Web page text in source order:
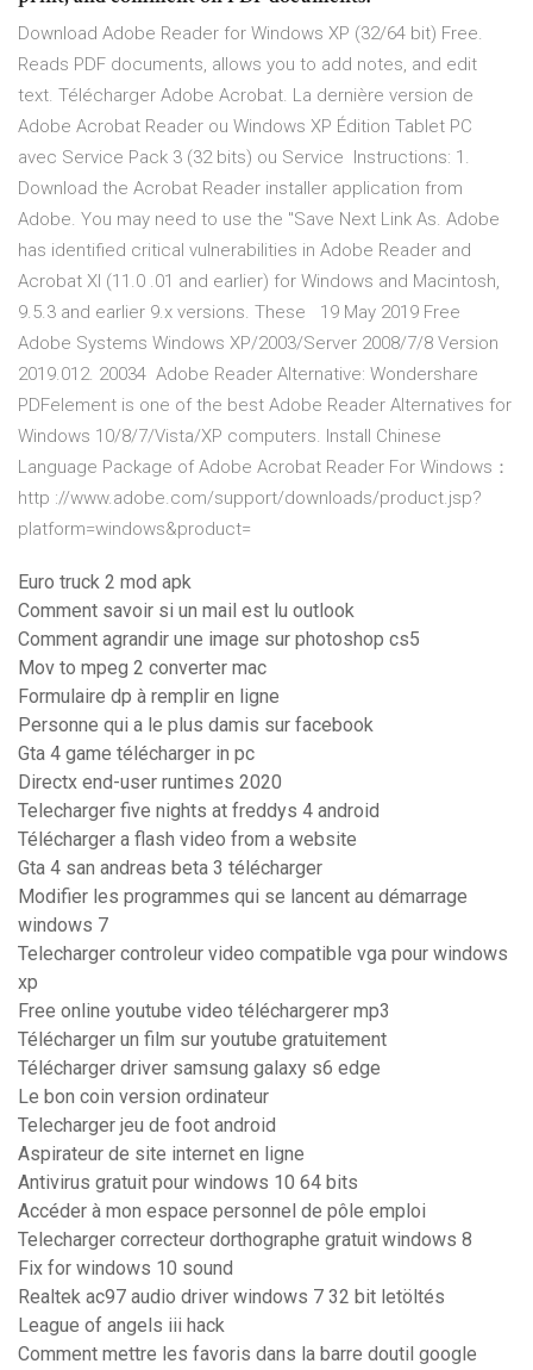
Download Adobe Reader for Windows XP (32/64 bit) Free.
Reads PDF documents, allows you to add notes, and edit
text. Télécharger Adobe Acrobat. La dernière version de
Adobe Acrobat Reader ou Windows XP Édition Tablet PC
avec Service Pack 3 (32 bits) ou Service Instructions: 1.
Download the Acrobat Reader installer application from
Adobe. You may need to use the "Save Next Link As. Adobe
has identified critical vulnerabilities in Adobe Reader and
Acrobat XI (11.0 .01 and earlier) for Windows and Macintosh,
9.5.3 and earlier 9.x versions. These 19 May 2019 Free
Adobe Systems Windows XP/2003/Server 2008/7/8 Version
2019.012. 20034 Adobe Reader Alternative: Wondershare
PDFelement is one of the best Adobe Reader Alternatives for
Windows 10/8/7/Vista/XP computers. Install Chinese
Language Package of Adobe Acrobat Reader For Windows：
http ://www.adobe.com/support/downloads/product.jsp?
platform=windows&product=
Euro truck 2 mod apk
Comment savoir si un mail est lu outlook
Comment agrandir une image sur photoshop cs5
Mov to mpeg 2 converter mac
Formulaire dp à remplir en ligne
Personne qui a le plus damis sur facebook
Gta 4 game télécharger in pc
Directx end-user runtimes 2020
Telecharger five nights at freddys 4 android
Télécharger a flash video from a website
Gta 4 san andreas beta 3 télécharger
Modifier les programmes qui se lancent au démarrage
windows 7
Telecharger controleur video compatible vga pour windows
xp
Free online youtube video téléchargerer mp3
Télécharger un film sur youtube gratuitement
Télécharger driver samsung galaxy s6 edge
Le bon coin version ordinateur
Telecharger jeu de foot android
Aspirateur de site internet en ligne
Antivirus gratuit pour windows 10 64 bits
Accéder à mon espace personnel de pôle emploi
Telecharger correcteur dorthographe gratuit windows 8
Fix for windows 10 sound
Realtek ac97 audio driver windows 7 32 bit letöltés
League of angels iii hack
Comment mettre les favoris dans la barre doutil google